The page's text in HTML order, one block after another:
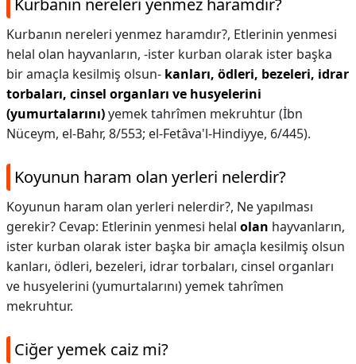
Kurbanın nereleri yenmez haramdır?
Kurbanın nereleri yenmez haramdır?, Etlerinin yenmesi
helal olan hayvanların, -ister kurban olarak ister başka
bir amaçla kesilmiş olsun- kanları, ödleri, bezeleri, idrar
torbaları, cinsel organları ve husyelerini
(yumurtalarını)yemek tahrîmen mekruhtur (İbn
Nüceym, el-Bahr, 8/553; el-Fetâva'l-Hindiyye, 6/445).
Koyunun haram olan yerleri nelerdir?
Koyunun haram olan yerleri nelerdir?, Ne yapılması
gerekir? Cevap: Etlerinin yenmesi helal olan hayvanların,
ister kurban olarak ister başka bir amaçla kesilmiş olsun
kanları, ödleri, bezeleri, idrar torbaları, cinsel organları
ve husyelerini (yumurtalarını) yemek tahrîmen
mekruhtur.
Ciğer yemek caiz mi?